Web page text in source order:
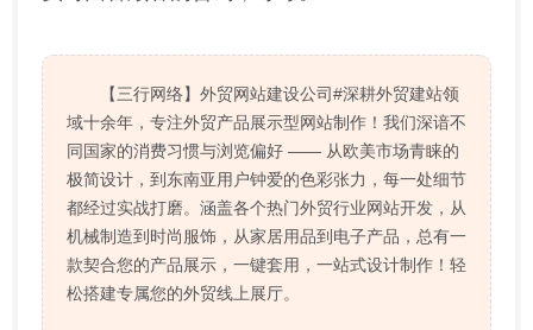
【三行网络】外贸网站建设公司#深耕外贸建站领
域十余年，专注外贸产品展示型网站制作！我们深谙不
同国家的消费习惯与浏览偏好 —— 从欧美市场青睐的
极简设计，到东南亚用户钟爱的色彩张力，每一处细节
都经过实战打磨。涵盖各个热门外贸行业网站开发，从
机械制造到时尚服饰，从家居用品到电子产品，总有一
款契合您的产品展示，一键套用，一站式设计制作！轻
松搭建专属您的外贸线上展厅。